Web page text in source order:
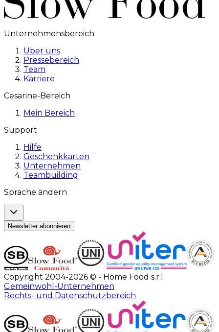
Unternehmensbereich
Über uns
Pressebereich
Team
Karriere
Cesarine-Bereich
Mein Bereich
Support
Hilfe
Geschenkkarten
Unternehmen
Teambuilding
Sprache ändern
Newsletter abonnieren
Copyright 2004-2026 © - Home Food s.r.l.
Gemeinwohl-Unternehmen
Rechts- und Datenschutzbereich